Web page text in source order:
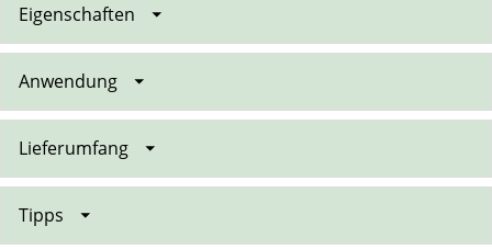
Eigenschaften
Anwendung
Lieferumfang
Tipps